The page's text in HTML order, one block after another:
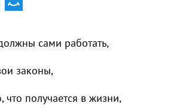
сами работать,
законы,
что получается в жизни,